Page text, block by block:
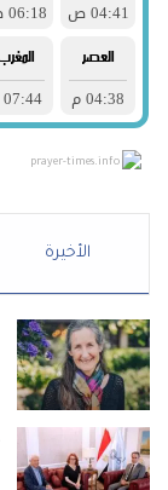
prayer-times.info
الأخيرة